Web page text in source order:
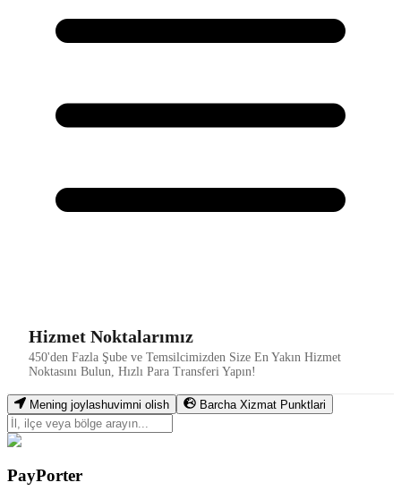
Hizmet Noktalarımız
450'den Fazla Şube ve Temsilcimizden Size En Yakın Hizmet
Noktasını Bulun, Hızlı Para Transferi Yapın!
Mening joylashuvimni olish Barcha Xizmat Punktlari
PayPorter